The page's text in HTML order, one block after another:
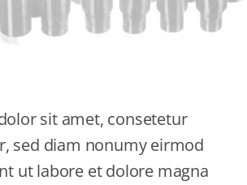
sit amet, consetetur
sed diam nonumy eirmod
ut labore et dolore magna